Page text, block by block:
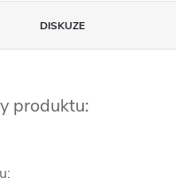
DISKUZE
produktu:
: